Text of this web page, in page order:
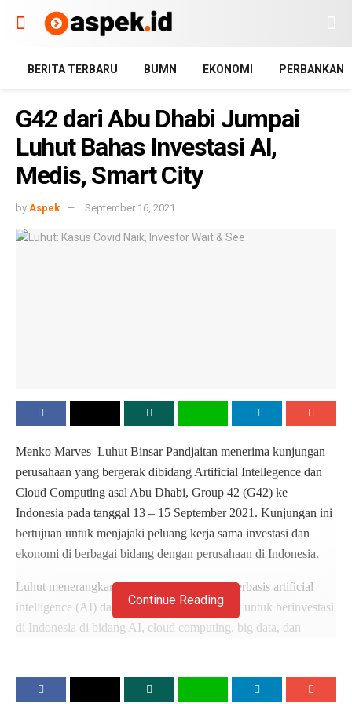
BERITA TERBARU BUMN EKONOMI PERBANKAN
G42 dari Abu Dhabi Jumpai
Luhut Bahas Investasi AI,
Medis, Smart City
by Aspek September 16, 2021
Menko Marves Luhut Binsar Pandjaitan menerima kunjungan
perusahaan yang bergerak dibidang Artificial Intellegence dan
Cloud Computing asal Abu Dhabi, Group 42 (G42) ke
Indonesia pada tanggal 13 – 15 September 2021. Kunjungan ini
bertujuan untuk menjajaki peluang kerja sama investasi dan
ekonomi di berbagai bidang dengan perusahaan di Indonesia.
Luhut menerangkan, perusahaan teknologi berbasis artificial
intelligence (AI) dan cloud computing berniat untuk berinvestasi
di Indonesia di bidang AI, cloud computing, big data, dan
pada berbagai sektor mulai dari pemerintahan, keuangan,
Continue Reading